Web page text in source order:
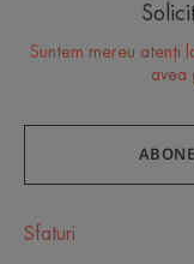
Suntem mereu atenți
avea
Sfaturi